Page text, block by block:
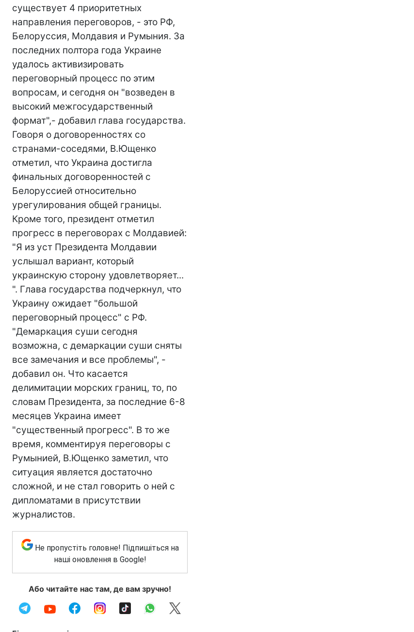
существует 4 приоритетных
направления переговоров, - это РФ,
Белоруссия, Молдавия и Румыния. За
последних полтора года Украине
удалось активизировать
переговорный процесс по этим
вопросам, и сегодня он "возведен в
высокий межгосударственный
формат",- добавил глава государства.
Говоря о договоренностях со
странами-соседями, В.Ющенко
отметил, что Украина достигла
финальных договоренностей с
Белоруссией относительно
урегулирования общей границы.
Кроме того, президент отметил
прогресс в переговорах с Молдавией:
"Я из уст Президента Молдавии
услышал вариант, который
украинскую сторону удовлетворяет...
". Глава государства подчеркнул, что
Украину ожидает "большой
переговорный процесс" с РФ.
"Демаркация суши сегодня
возможна, с демаркации суши сняты
все замечания и все проблемы", -
добавил он. Что касается
делимитации морских границ, то, по
словам Президента, за последние 6-8
месяцев Украина имеет
"существенный прогресс". В то же
время, комментируя переговоры с
Румынией, В.Ющенко заметил, что
ситуация является достаточно
сложной, и не стал говорить о ней с
дипломатами в присутствии
журналистов.
Не пропустіть головне! Підпишіться на
наші оновлення в Google!
Або читайте нас там, де вам зручно!